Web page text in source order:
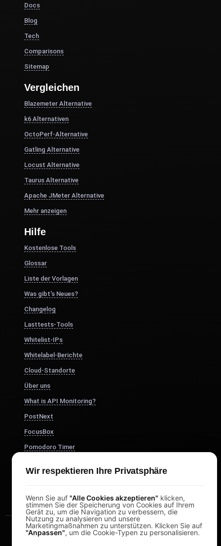
Docs
Blog
Tech
Comparisons
Sitemap
Vergleichen
Blazemeter Alternative
k6 Alternativen
OctoPerf-Alternative
Gatling Alternative
Locust Alternative
Taurus Alternative
Apache JMeter Alternative
Mehr anzeigen
Hilfe
Kostenlose Tools
Glossar
Liste der Vorlagen
Was gibt's Neues?
Changelog
Lasttests-Tools
Whitelist-IPs
Whitelabel-Berichte
Cloud-Standorte
Über uns
What is API Monitoring?
PostNext
FocusBox
Pomodoro Timer
DesignerBox
Wir respektieren Ihre Privatsphäre
Wenn Sie auf "Alle Cookies akzeptieren" klicken,
stimmen Sie der Speicherung von Cookies auf Ihrem
Gerät zu, um die Navigation zu verbessern, die
Nutzung zu analysieren und unsere
Marketingmaßnahmen zu unterstützen. Klicken Sie auf
"Anpassen", um die Cookie-Typen zu personalisieren.